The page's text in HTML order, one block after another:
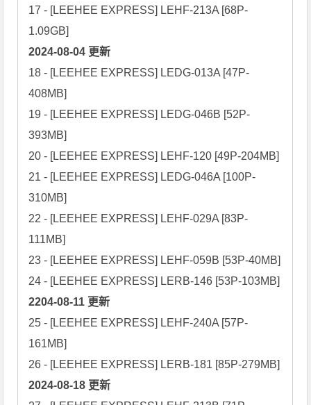
17 - [LEEHEE EXPRESS] LEHF-213A [68P-
2024-08-04 更新
18 - [LEEHEE EXPRESS] LEDG-013A [47P-
408MB]
19 - [LEEHEE EXPRESS] LEDG-046B [52P-
393MB]
20 - [LEEHEE EXPRESS] LEHF-120 [49P-204MB]
21 - [LEEHEE EXPRESS] LEDG-046A [100P-
310MB]
22 - [LEEHEE EXPRESS] LEHF-029A [83P-
111MB]
23 - [LEEHEE EXPRESS] LEHF-059B [53P-40MB]
2204-08-11 更新
25 - [LEEHEE EXPRESS] LEHF-240A [57P-
161MB]
2024-08-18 更新